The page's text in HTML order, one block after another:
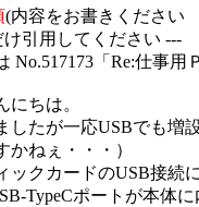
(内容をお書きください
引用してください ---
No.517173「Re:仕事
にちは。
したが一応USBでも増
かねぇ・・・）
ックカードのUSB接続
TypeCポートが本体